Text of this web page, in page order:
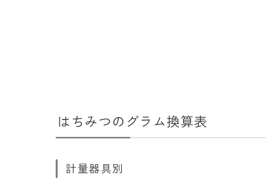
はちみつのグラム換算表
計量器具別